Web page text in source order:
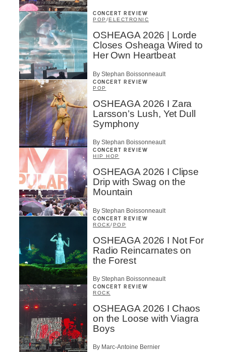
CONCERT REVIEW
POP /ELECTRONIC
OSHEAGA 2026 | Lorde
Closes Osheaga Wired to
Her Own Heartbeat
By Stephan Boissonneault
CONCERT REVIEW
POP
OSHEAGA 2026 I Zara
Larsson’s Lush, Yet Dull
Symphony
By Stephan Boissonneault
CONCERT REVIEW
HIP HOP
OSHEAGA 2026 I Clipse
Drip with Swag on the
Mountain
By Stephan Boissonneault
CONCERT REVIEW
ROCK/POP
OSHEAGA 2026 I Not For
Radio Reincarnates on
the Forest
By Stephan Boissonneault
CONCERT REVIEW
ROCK
OSHEAGA 2026 I Chaos
on the Loose with Viagra
Boys
By Marc-Antoine Bernier